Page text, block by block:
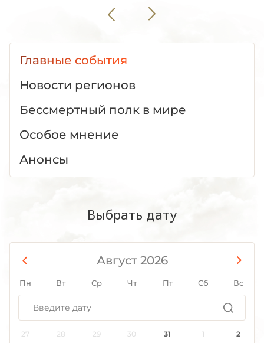
Главные события
Новости регионов
Бессмертный полк в мире
Особое мнение
Анонсы
Выбрать дату
Август 2026
Пн Вт Ср Чт Пт Сб Вс
27 28 29 30 31 1 2